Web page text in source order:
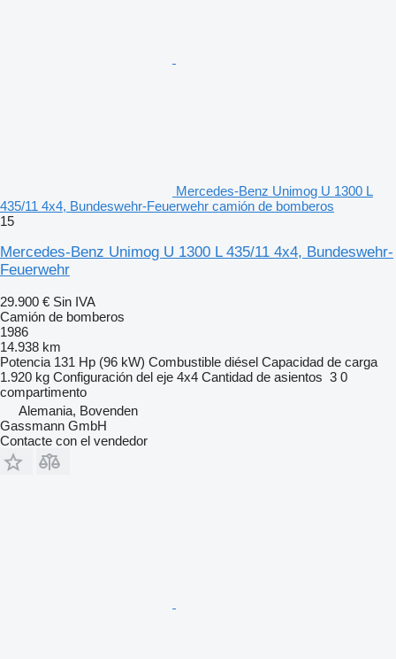
Mercedes-Benz Unimog U 1300 L
435/11 4x4, Bundeswehr-Feuerwehr camión de bomberos
15
Mercedes-Benz Unimog U 1300 L 435/11 4x4, Bundeswehr-
Feuerwehr
29.900 € Sin IVA
Camión de bomberos
1986
14.938 km
Potencia 131 Hp (96 kW) Combustible diésel Capacidad de carga
1.920 kg Configuración del eje 4x4 Cantidad de asientos 3 0
compartimento
Alemania, Bovenden
Gassmann GmbH
Contacte con el vendedor